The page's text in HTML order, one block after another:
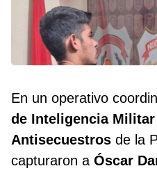
En un operativo
de Inteligencia Militar
Antisecuestros de la
capturaron a Óscar